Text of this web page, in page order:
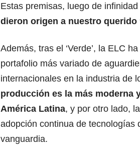
Estas premisas, luego de
dieron origen a nuestro querido
Además, tras el ‘Verde’, la ELC
portafolio más variado de
internacionales en la industria de
producción es la más moderna
América Latina, y por otro lado,
adopción continua de tecnologías
vanguardia.